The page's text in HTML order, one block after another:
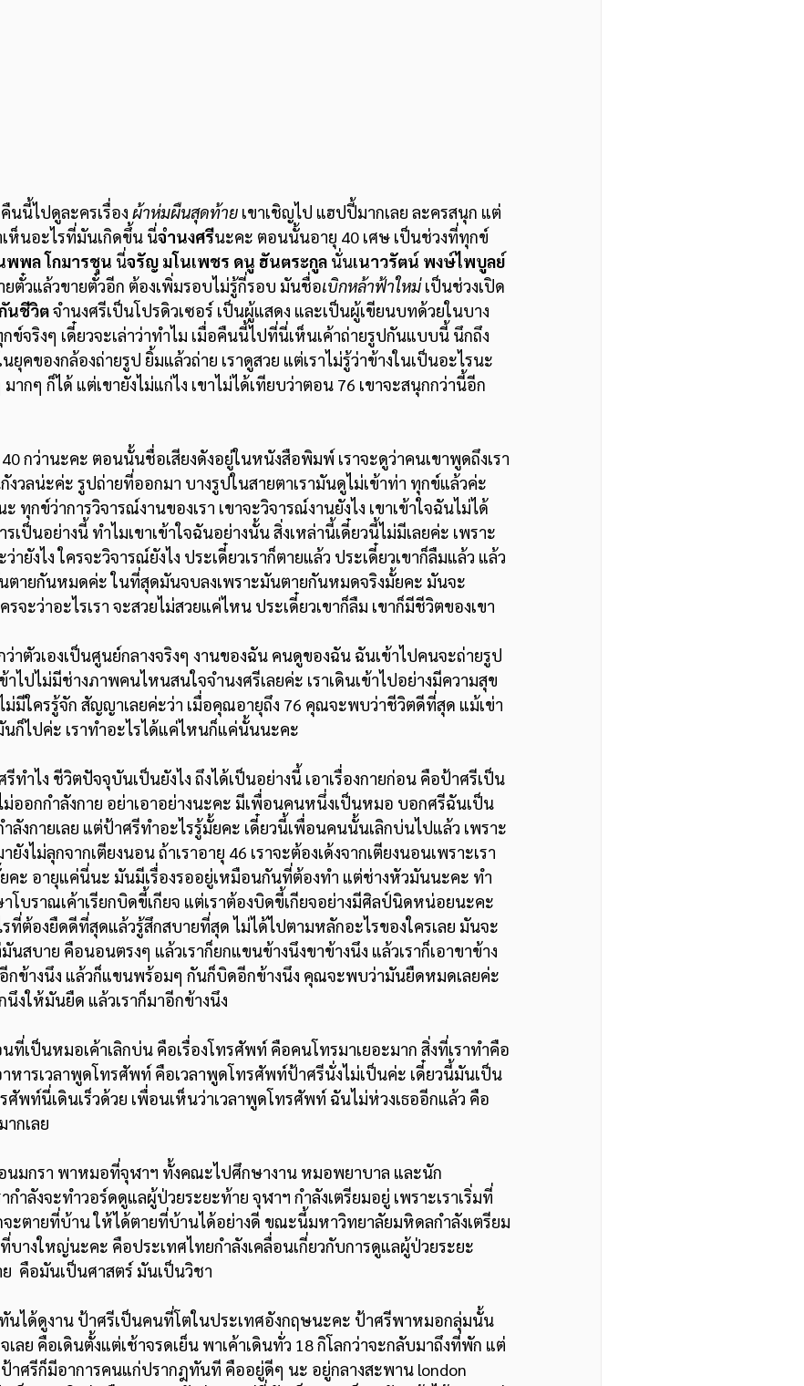
คืนนี้ไปดูละครเรื่อง
ผ้าห่มผืนสุดท้าย เขาเชิญไป แฮปปี้มากเลย ละครสนุก แต่
ห็นอะไรที่มันเกิดขึ้น นี่จำนงศรีนะคะ ตอนนั้นอายุ 40 เศษ เป็นช่วงที่ทุกข์
พพล โกมารชุน นี่จรัญ มโนเพชร ดนู ฮันตระกูล นั่นเนาวรัตน์ พงษ์ไพบูลย์
ยตั๋วแล้วขายตั๋วอีก ต้องเพิ่มรอบไม่รู้กี่รอบ มันชื่อเบิกหล้าฟ้าใหม่ เป็นช่วงเปิด
นชีวิต จำนงศรีเป็นโปรดิวเซอร์ เป็นผู้แสดง และเป็นผู้เขียนบทด้วยในบาง
จริงๆ เดี๋ยวจะเล่าว่าทำไม เมื่อคืนนี้ไปที่นี่เห็นเค้าถ่ายรูปกันแบบนี้ นึกถึง
ยุคของกล้องถ่ายรูป ยิ้มแล้วถ่าย เราดูสวย แต่เราไม่รู้ว่าข้างในเป็นอะไรนะ
ากๆ ก็ได้ แต่เขายังไม่แก่ไง เขาไม่ได้เทียบว่าตอน 76 เขาจะสนุกกว่านี้อีก
งวลน่ะค่ะ รูปถ่ายที่ออกมา บางรูปในสายตาเรามันดูไม่เข้าท่า ทุกข์แล้วค่ะ
ทุกข์ว่าการวิจารณ์งานของเรา เขาจะวิจารณ์งานยังไง เขาเข้าใจฉันไม่ได้
รเป็นอย่างนี้ ทำไมเขาเข้าใจฉันอย่างนั้น สิ่งเหล่านี้เดี๋ยวนี้ไม่มีเลยค่ะ เพราะ
ายังไง ใครจะวิจารณ์ยังไง ประเดี๋ยวเราก็ตายแล้ว ประเดี๋ยวเขาก็ลืมแล้ว แล้ว
นตายกันหมดค่ะ ในที่สุดมันจบลงเพราะมันตายกันหมดจริงมั้ยคะ มันจะ
จะว่าอะไรเรา จะสวยไม่สวยแค่ไหน ประเดี๋ยวเขาก็ลืม เขาก็มีชีวิตของเขา
ไปไม่มีช่างภาพคนไหนสนใจจำนงศรีเลยค่ะ เราเดินเข้าไปอย่างมีความสุข
ม่มีใครรู้จัก สัญญาเลยค่ะว่า เมื่อคุณอายุถึง 76 คุณจะพบว่าชีวิตดีที่สุด แม้เข่า
ก็ไปค่ะ เราทำอะไรได้แค่ไหนก็แค่นั้นนะคะ
ออกกำลังกาย อย่าเอาอย่างนะคะ มีเพื่อนคนหนึ่งเป็นหมอ บอกศรีฉันเป็น
ำลังกายเลย แต่ป้าศรีทำอะไรรู้มั้ยคะ เดี๋ยวนี้เพื่อนคนนั้นเลิกบ่นไปแล้ว เพราะ
งไม่ลุกจากเตียงนอน ถ้าเราอายุ 46 เราจะต้องเด้งจากเตียงนอนเพราะเรา
คะ อายุแค่นี่นะ มันมีเรื่องรออยู่เหมือนกันที่ต้องทำ แต่ช่างหัวมันนะคะ ทำ
โบราณเค้าเรียกบิดขี้เกียจ แต่เราต้องบิดขี้เกียจอย่างมีศิลป์นิดหน่อยนะคะ
รที่ต้องยืดดีที่สุดแล้วรู้สึกสบายที่สุด ไม่ได้ไปตามหลักอะไรของใครเลย มันจะ
สบาย คือนอนตรงๆ แล้วเราก็ยกแขนข้างนึงขาข้างนึง แล้วเราก็เอาขาข้าง
กข้างนึง แล้วก็แขนพร้อมๆ กันก็บิดอีกข้างนึง คุณจะพบว่ามันยืดหมดเลยค่ะ
งให้มันยืด แล้วเราก็มาอีกข้างนึง
าหารเวลาพูดโทรศัพท์ คือเวลาพูดโทรศัพท์ป้าศรีนั่งไม่เป็นค่ะ เดี๋ยวนี้มันเป็น
ศัพท์นี่เดินเร็วด้วย เพื่อนเห็นว่าเวลาพูดโทรศัพท์ ฉันไม่ห่วงเธออีกแล้ว คือ
กเลย
กำลังจะทำวอร์ดดูแลผู้ป่วยระยะท้าย จุฬาฯ กำลังเตรียมอยู่ เพราะเราเริ่มที่
ตายที่บ้าน ให้ได้ตายที่บ้านได้อย่างดี ขณะนี้มหาวิทยาลัยมหิดลกำลังเตรียม
บางใหญ่นะคะ คือประเทศไทยกำลังเคลื่อนเกี่ยวกับการดูแลผู้ป่วยระยะ
คือมันเป็นศาสตร์ มันเป็นวิชา
จเลย คือเดินตั้งแต่เช้าจรดเย็น พาเค้าเดินทั่ว 18 กิโลกว่าจะกลับมาถึงที่พัก แต่
าศรีก็มีอาการคนแก่ปรากฎทันที คืออยู่ดีๆ นะ อยู่กลางสะพาน london